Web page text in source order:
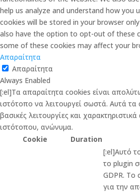
help us analyze and understand how you
cookies will be stored in your browser
also have the option to opt-out of these
some of these cookies may affect your
Απαραίτητα
Απαραίτητα
Always Enabled
[:el]Τα απαραίτητα cookies είναι
ιστότοπο να λειτουργεί σωστά. Αυτά
βασικές λειτουργίες και
ιστότοπου, ανώνυμα.
Cookie
Duration
[:el]Αυτό
το plugin
GDPR. Το
για την